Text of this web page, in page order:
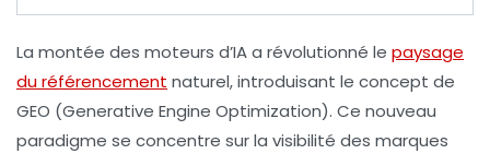
La montée des moteurs d’IA a révolutionné le paysage
du référencement naturel, introduisant le concept de
GEO (Generative Engine Optimization). Ce nouveau
paradigme se concentre sur la visibilité des marques